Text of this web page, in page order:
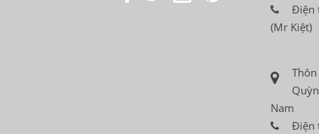
Điện
(Mr Kiệt)
Nam
Điện